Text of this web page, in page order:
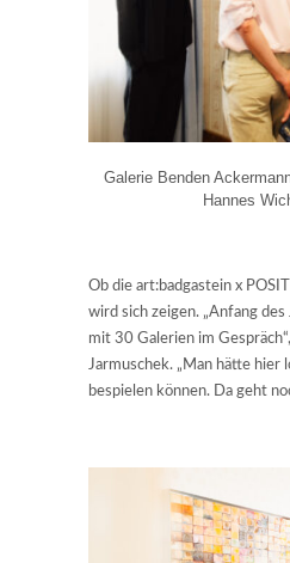
Galerie Benden
Hannes
Ob die art:badgastein x
wird sich zeigen. „Anfang
mit 30 Galerien im
Jarmuschek. „Man hätte hier
bespielen können. Da geht